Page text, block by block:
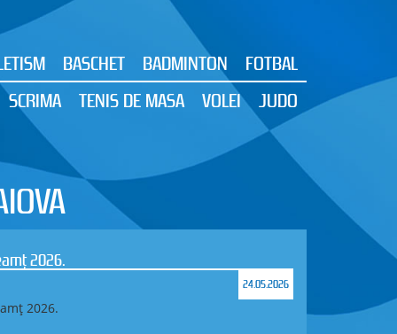
BASCHET BADMINTON
FOTBAL
SCRIMA
TENIS DE MASA VOLEI JUDO